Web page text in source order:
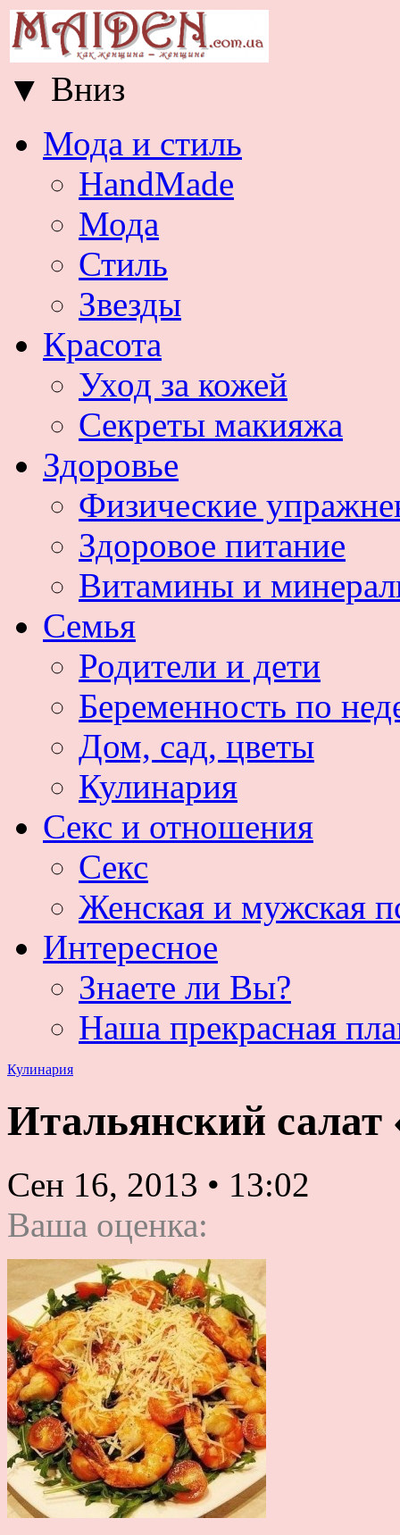
▼ Вниз
Мода и стиль
HandMade
Мода
Стиль
Звезды
Красота
Уход за кожей
Секреты макияжа
Здоровье
Физические
Здоровое питание
Витамины и
Семья
Родители и дети
Беременность по
Дом, сад, цветы
Кулинария
Секс и отношения
Секс
Женская и мужская
Интересное
Знаете ли Вы?
Наша прекрасная
Кулинария
Итальянский салат
Сен 16, 2013 • 13:02
Ваша оценка: